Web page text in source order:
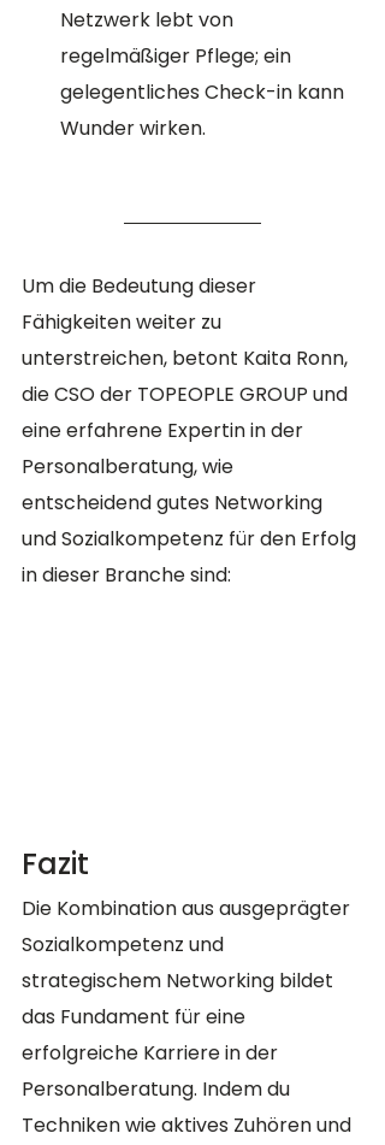
Netzwerk lebt von
regelmäßiger Pflege; ein
gelegentliches Check-in kann
Wunder wirken.
Um die Bedeutung dieser
Fähigkeiten weiter zu
unterstreichen, betont Kaita Ronn,
die CSO der TOPEOPLE GROUP und
eine erfahrene Expertin in der
Personalberatung, wie
entscheidend gutes Networking
und Sozialkompetenz für den Erfolg
in dieser Branche sind:
Fazit
Die Kombination aus ausgeprägter
Sozialkompetenz und
strategischem Networking bildet
das Fundament für eine
erfolgreiche Karriere in der
Personalberatung. Indem du
Techniken wie aktives Zuhören und